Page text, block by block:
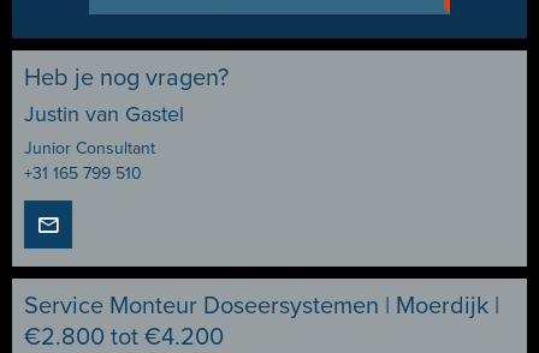
Heb je nog vragen?
Justin van Gastel
Junior Consultant
+31 165 799 510
Service Monteur Doseersystemen | Moerdijk |
€2.800 tot €4.200